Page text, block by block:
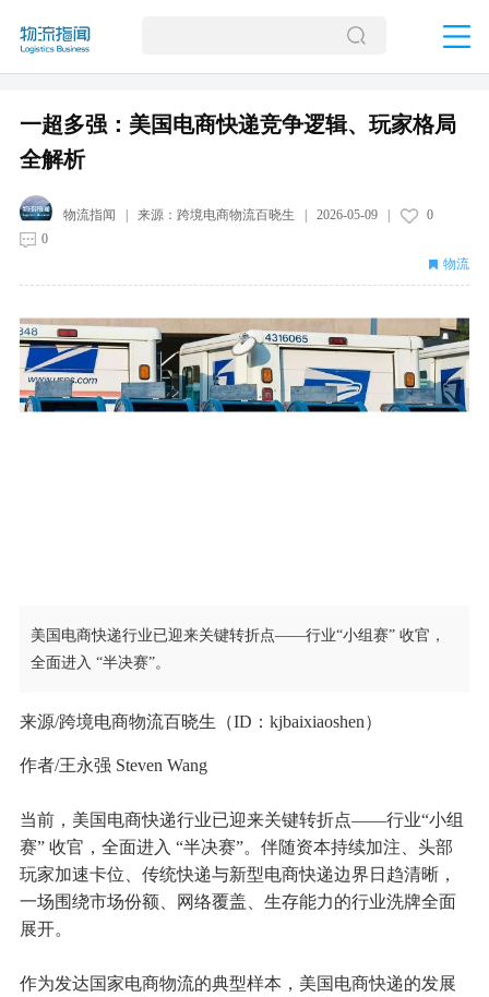
一超多强：美国电商快递竞争逻辑、玩家格局
全解析
物流指闻 | 来源： 跨境电商物流百晓生 2026-05-09|
0
0
物流
美国电商快递行业已迎来关键转折点——行业“小组赛” 收官，
全面进入 “半决赛”。
来源/跨境电商物流百晓生（ID：kjbaixiaoshen）
作者/王永强 Steven Wang
当前，美国电商快递行业已迎来关键转折点——行业“小组
赛” 收官，全面进入 “半决赛”。伴随资本持续加注、头部
玩家加速卡位、传统快递与新型电商快递边界日趋清晰，
一场围绕市场份额、网络覆盖、生存能力的行业洗牌全面
展开。
作为发达国家电商物流的典型样本，美国电商快递的发展